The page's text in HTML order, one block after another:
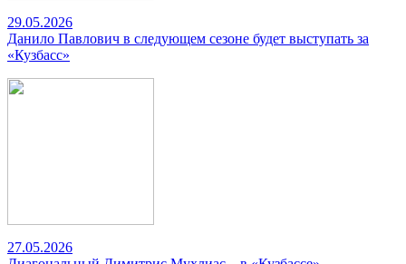
29.05.2026
Данило Павлович в следующем сезоне будет выступать за
«Кузбасс»
27.05.2026